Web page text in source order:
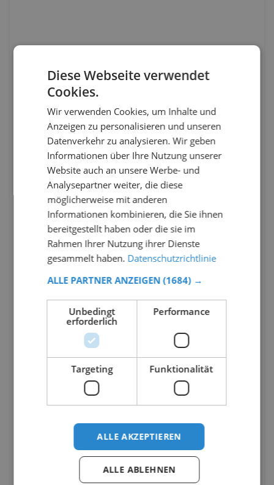
Diese Webseite verwendet
Cookies.
Wir verwenden Cookies, um Inhalte und
Anzeigen zu personalisieren und unseren
Datenverkehr zu analysieren. Wir geben
Informationen über Ihre Nutzung unserer
Website auch an unsere Werbe- und
Analysepartner weiter, die diese
möglicherweise mit anderen
Informationen kombinieren, die Sie ihnen
bereitgestellt haben oder die sie im
Rahmen Ihrer Nutzung ihrer Dienste
gesammelt haben. Datenschutzrichtlinie
ALLE PARTNER ANZEIGEN (1684) →
Unbedingt
erforderlich
Performance
Targeting Funktionalität
ALLE AKZEPTIEREN
ALLE ABLEHNEN